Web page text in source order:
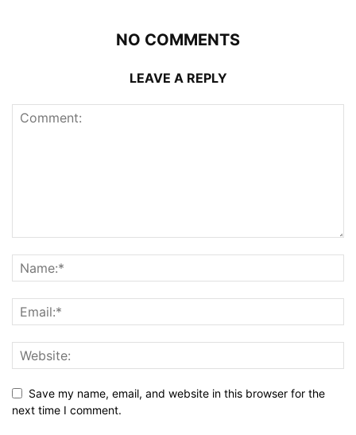
NO COMMENTS
LEAVE A REPLY
Save my name, email, and website in this browser for the
next time I comment.